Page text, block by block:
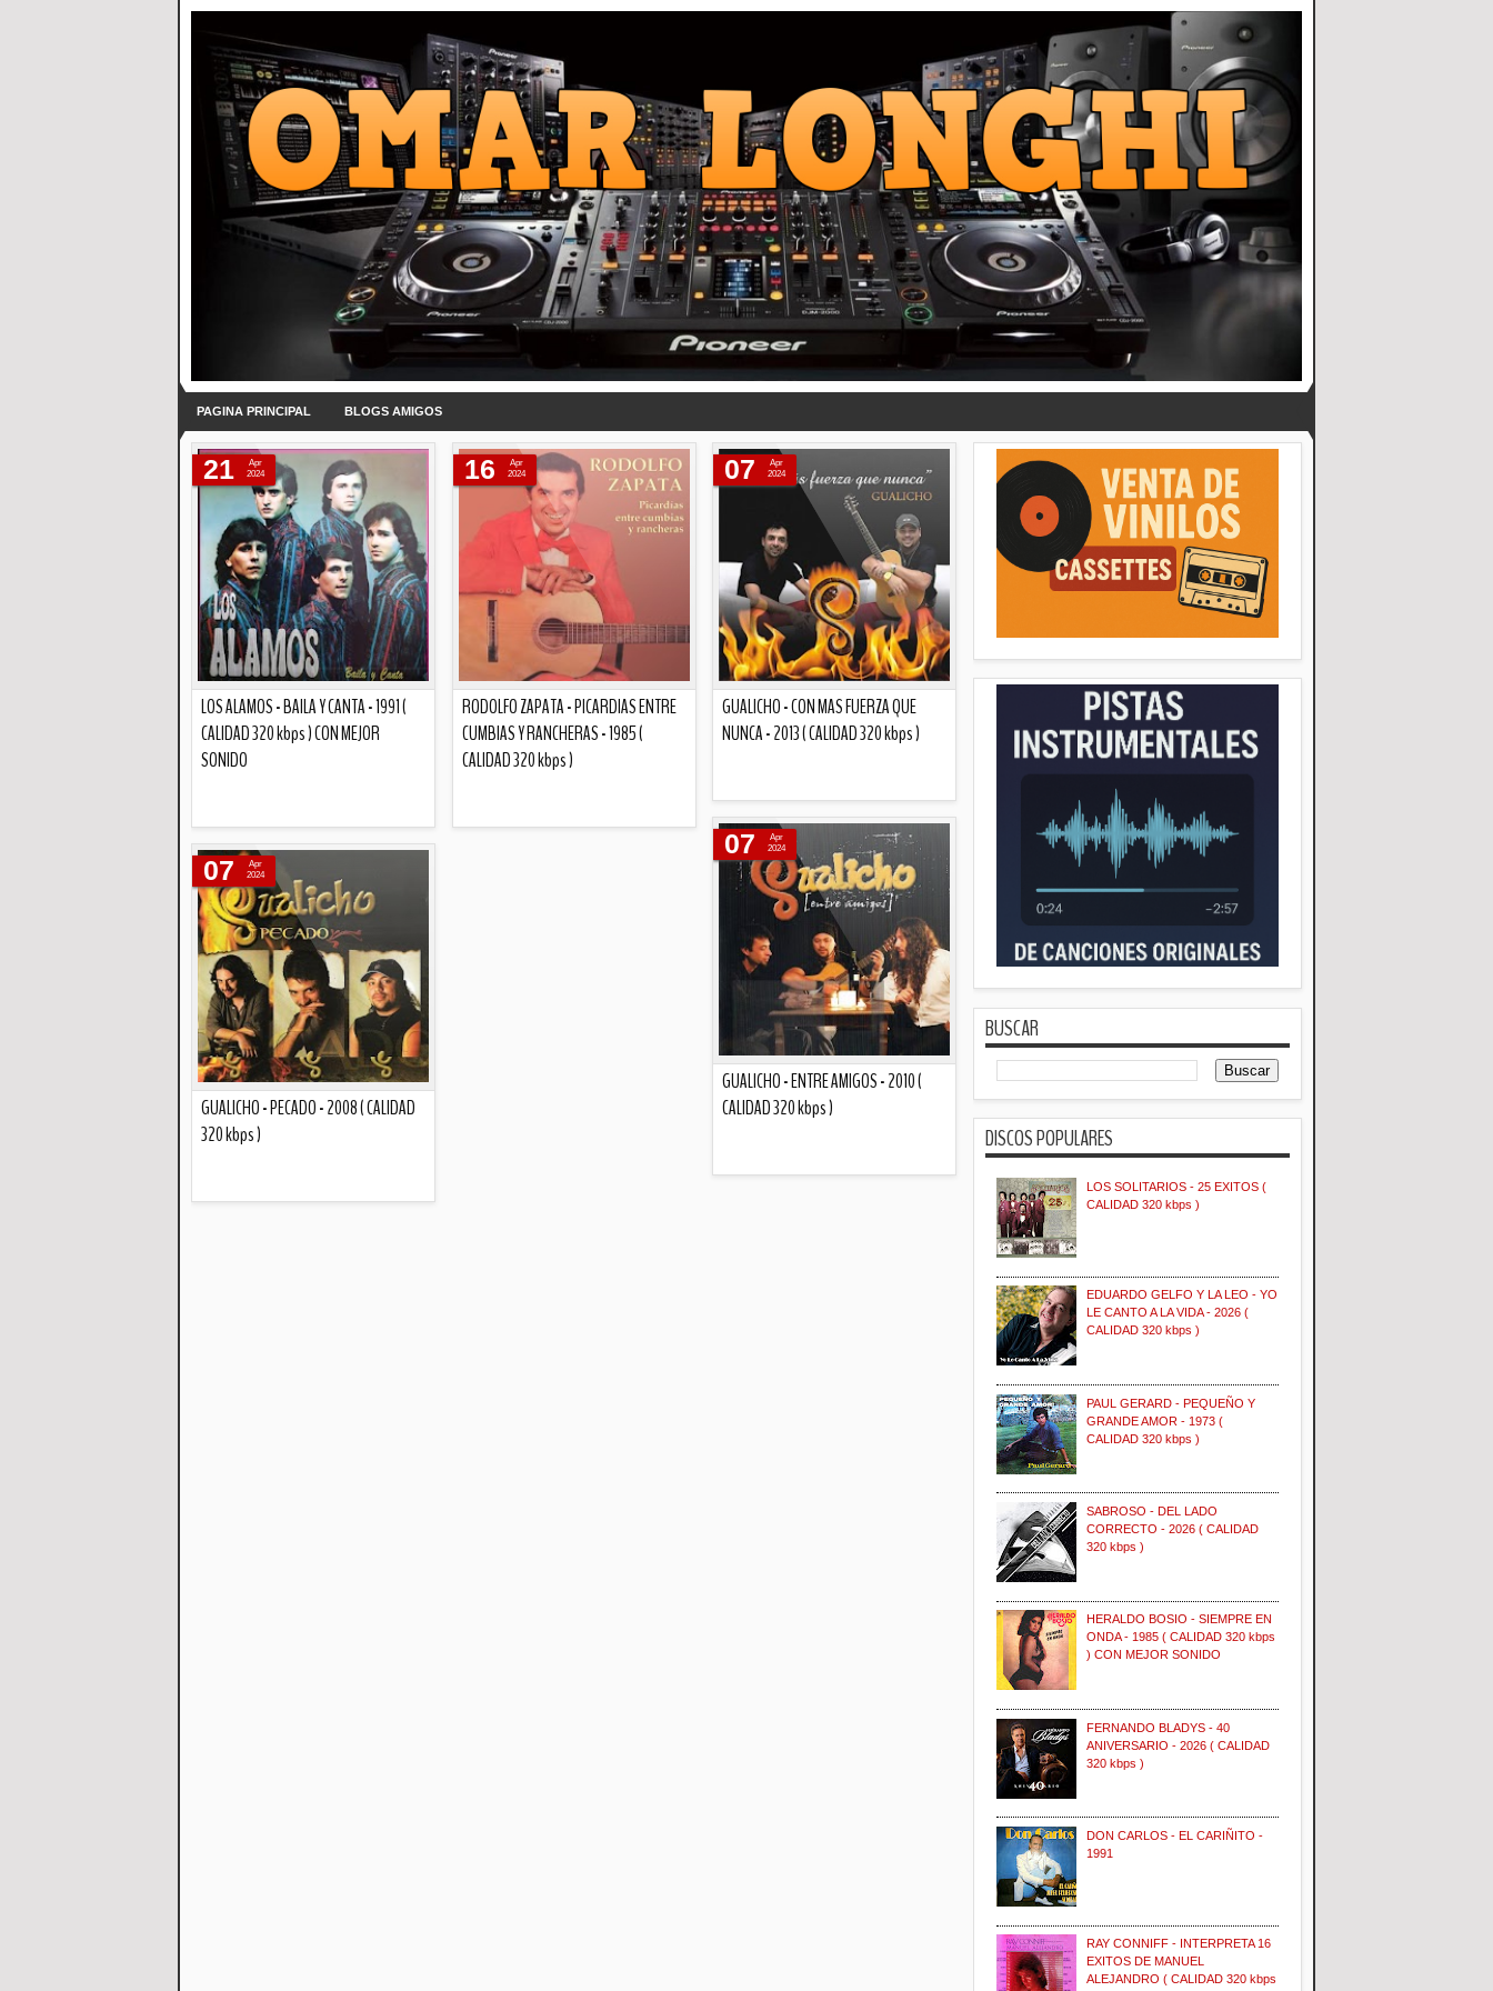
PAGINA PRINCIPAL BLOGS AMIGOS
LOS ALAMOS - BAILA Y CANTA - 1991 (
CALIDAD 320 kbps ) CON MEJOR
SONIDO
21
Apr
2024
RODOLFO ZAPATA - PICARDIAS ENTRE
CUMBIAS Y RANCHERAS - 1985 (
CALIDAD 320 kbps )
16
Apr
2024
GUALICHO - CON MAS FUERZA QUE
NUNCA - 2013 ( CALIDAD 320 kbps )
07
Apr
2024
GUALICHO - ENTRE AMIGOS - 2010 (
CALIDAD 320 kbps )
07
Apr
2024
GUALICHO - PECADO - 2008 ( CALIDAD
320 kbps )
07
Apr
2024
BUSCAR
DISCOS POPULARES
LOS SOLITARIOS - 25 EXITOS (
CALIDAD 320 kbps )
EDUARDO GELFO Y LA LEO - YO
LE CANTO A LA VIDA - 2026 (
CALIDAD 320 kbps )
PAUL GERARD - PEQUEÑO Y
GRANDE AMOR - 1973 (
CALIDAD 320 kbps )
SABROSO - DEL LADO
CORRECTO - 2026 ( CALIDAD
320 kbps )
HERALDO BOSIO - SIEMPRE EN
ONDA - 1985 ( CALIDAD 320 kbps
) CON MEJOR SONIDO
FERNANDO BLADYS - 40
ANIVERSARIO - 2026 ( CALIDAD
320 kbps )
DON CARLOS - EL CARIÑITO -
1991
RAY CONNIFF - INTERPRETA 16
EXITOS DE MANUEL
ALEJANDRO ( CALIDAD 320 kbps